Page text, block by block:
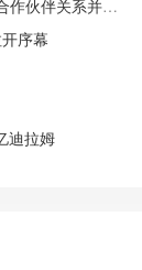
AEEDC迪拜与CADEX签署合作协议，加强全球合作伙伴关系并确保相互支持
序幕
迪拉姆